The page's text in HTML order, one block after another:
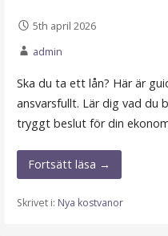
5th april 2026
admin
Ska du ta ett lån? Här är
ansvarsfullt. Lär dig vad
tryggt beslut för din
Fortsätt läsa →
Skrivet i: Nya kostvanor